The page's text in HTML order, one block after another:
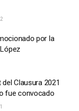
por la
Clausura 2021
fue convocado